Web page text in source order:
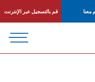
معنا قم بالتسجيل عبر الإنترنت